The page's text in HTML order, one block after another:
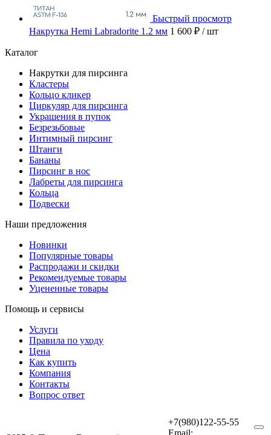
Быстрый просмотр
Накрутка Hemi Labradorite 1.2 мм 1 600 ₽ / шт
Каталог
Накрутки для пирсинга
Кластеры
Кольцо кликер
Циркуляр для пирсинга
Украшения в пупок
Безрезьбовые
Интимный пирсинг
Штанги
Бананы
Пирсинг в нос
Лабреты для пирсинга
Кольца
Подвески
Наши предложения
Новинки
Популярные товары
Распродажи и скидки
Рекомендуемые товары
Уцененные товары
Помощь и сервисы
Услуги
Правила по уходу
Цена
Как купить
Компания
Контакты
Вопрос ответ
+7(980)122-55-55
Email: